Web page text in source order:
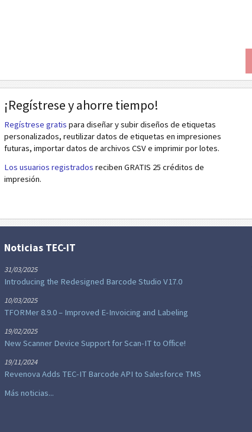
¡Regístrese y ahorre tiempo!
Regístrese gratis para diseñar y subir diseños de etiquetas
personalizados, reutilizar datos de etiquetas en impresiones
futuras, importar datos de archivos CSV e imprimir por lotes.
Los usuarios registrados reciben GRATIS 25 créditos de
impresión.
Noticias TEC-IT
31/03/2025
Introducing the Redesigned Barcode Studio V17.0
10/03/2025
TFORMer 8.9.0 – Improved E-Invoicing and Labeling
19/02/2025
New Scanner Device Support for Scan-IT to Office!
19/11/2024
Revenova Adds TEC-IT Barcode API to Salesforce TMS
Más noticias...